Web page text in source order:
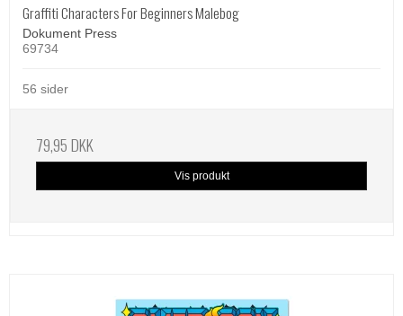
Graffiti Characters For Beginners Malebog
Dokument Press
69734
56 sider
79,95 DKK
Vis produkt